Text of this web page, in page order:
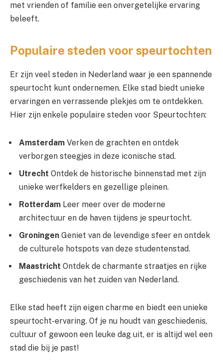
met vrienden of familie een onvergetelijke ervaring
beleeft.
Populaire steden voor speurtochten
Er zijn veel steden in Nederland waar je een spannende
speurtocht kunt ondernemen. Elke stad biedt unieke
ervaringen en verrassende plekjes om te ontdekken.
Hier zijn enkele populaire steden voor Speurtochten:
Amsterdam Verken de grachten en ontdek
verborgen steegjes in deze iconische stad.
Utrecht Ontdek de historische binnenstad met zijn
unieke werfkelders en gezellige pleinen.
Rotterdam Leer meer over de moderne
architectuur en de haven tijdens je speurtocht.
Groningen Geniet van de levendige sfeer en ontdek
de culturele hotspots van deze studentenstad.
Maastricht Ontdek de charmante straatjes en rijke
geschiedenis van het zuiden van Nederland.
Elke stad heeft zijn eigen charme en biedt een unieke
speurtocht-ervaring. Of je nu houdt van geschiedenis,
cultuur of gewoon een leuke dag uit, er is altijd wel een
stad die bij je past!